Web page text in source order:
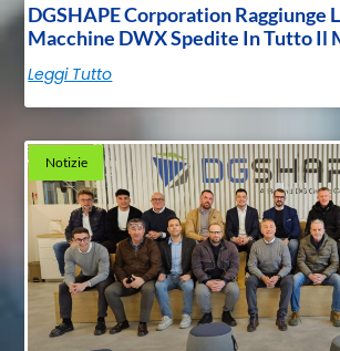
DGSHAPE Corporation Raggiunge
Macchine DWX Spedite In Tutto Il
Leggi Tutto
Notizie